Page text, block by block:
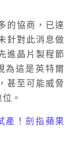
的協商，已達
針對此消息做
進晶片製程節
為這是英特爾
甚至可能威脅
。
產！劍指蘋果